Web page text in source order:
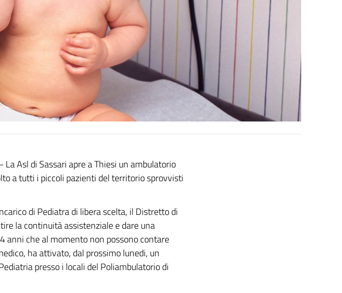
Asl di Sassari apre a Thiesi un ambulatorio
a tutti i piccoli pazienti del territorio sprovvisti
di Pediatra di libera scelta, il Distretto di
la continuità assistenziale e dare una
anni che al momento non possono contare
ha attivato, dal prossimo lunedi, un
presso i locali del Poliambulatorio di